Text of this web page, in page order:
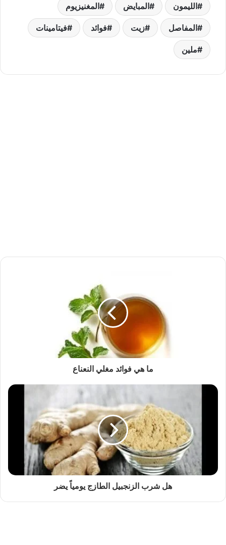
الليمون المبايض المغنيزيوم
المفاصل زيت فوائد فيتامينات
ملين
ما هي فوائد مغلي النعناع
هل شرب الزنجبيل الطازج يومياً يضر